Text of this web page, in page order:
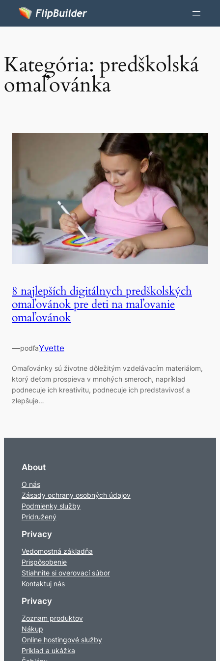
Kategória: predškolská
omaľovánka
8 najlepších digitálnych predškolských
omaľovánok pre deti na maľovanie
omaľovánok
—podľaYvette
Omaľovánky sú životne dôležitým vzdelávacím materiálom,
ktorý deťom prospieva v mnohých smeroch, napríklad
podnecuje ich kreativitu, podnecuje ich predstavivosť a
zlepšuje…
About
O nás
Zásady ochrany osobných údajov
Podmienky služby
Pridružený
Privacy
Vedomostná základňa
Prispôsobenie
Stiahnite si overovací súbor
Kontaktuj nás
Privacy
Zoznam produktov
Nákup
Online hostingové služby
Príklad a ukážka